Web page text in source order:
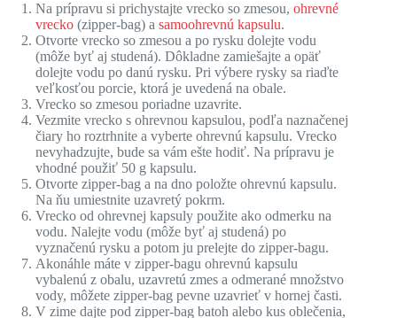
Na prípravu si prichystajte vrecko so zmesou, ohrevné
vrecko (zipper-bag) a samoohrevnú kapsulu.
Otvorte vrecko so zmesou a po rysku dolejte vodu
(môže byť aj studená). Dôkladne zamiešajte a opäť
dolejte vodu po danú rysku. Pri výbere rysky sa riaďte
veľkosťou porcie, ktorá je uvedená na obale.
Vrecko so zmesou poriadne uzavrite.
Vezmite vrecko s ohrevnou kapsulou, podľa naznačenej
čiary ho roztrhnite a vyberte ohrevnú kapsulu. Vrecko
nevyhadzujte, bude sa vám ešte hodiť. Na prípravu je
vhodné použiť 50 g kapsulu.
Otvorte zipper-bag a na dno položte ohrevnú kapsulu.
Na ňu umiestnite uzavretý pokrm.
Vrecko od ohrevnej kapsuly použite ako odmerku na
vodu. Nalejte vodu (môže byť aj studená) po
vyznačenú rysku a potom ju prelejte do zipper-bagu.
Akonáhle máte v zipper-bagu ohrevnú kapsulu
vybalenú z obalu, uzavretú zmes a odmerané množstvo
vody, môžete zipper-bag pevne uzavrieť v hornej časti.
V zime dajte pod zipper-bag batoh alebo kus oblečenia,